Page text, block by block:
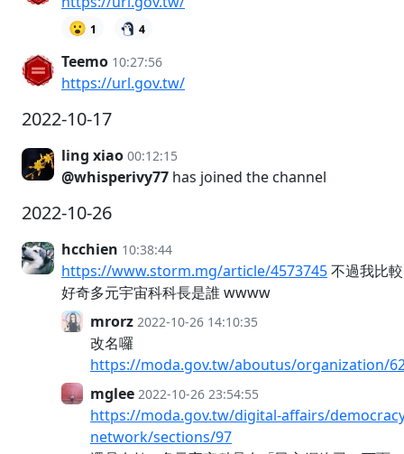
😮 1 4
Teemo 10:27:56
https://url.gov.tw/
2022-10-17
ling xiao 00:12:15
@whisperivy77 has joined the channel
2022-10-26
hcchien 10:38:44
https://www.storm.mg/article/4573745不過我比較
好奇多元宇宙科科長是誰 wwww
mrorz 2022-10-26 14:10:35
改名囉
https://moda.gov.tw/aboutus/organization/
mglee 2022-10-26 23:54:55
https://moda.gov.tw/digital-affairs/
network/sections/97